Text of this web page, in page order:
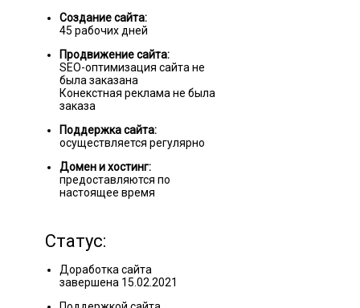
Создание сайта:
45 рабочих дней
Продвижение сайта:
SEO-оптимизация сайта не
была заказана
Конекстная реклама не была
заказа
Поддержка сайта:
осуществляется регулярно
Домен и хостинг:
предоставляются по
настоящее время
Статус:
Доработка сайта
завершена 15.02.2021